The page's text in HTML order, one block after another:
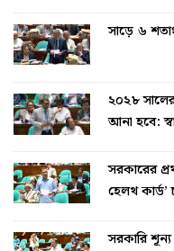
সাড়ে ৬
২০২৮
আনা হবে:
সরকারের
হেলথ কার্ড’
সরকারি